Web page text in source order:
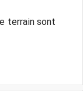
terrain sont